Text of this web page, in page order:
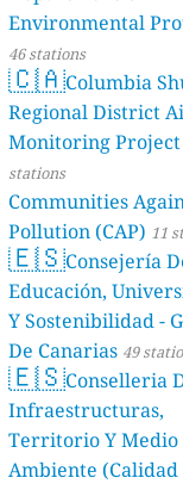
Environmental
46 stations
🇨🇦Columbia
Regional District
Monitoring Project
stations
Communities
Pollution (CAP) 11
🇪🇸Consejería
Educación,
Y Sostenibilidad -
De Canarias 49
🇪🇸Conselleria
Infraestructuras,
Territorio Y Medio
Ambiente (Calidad